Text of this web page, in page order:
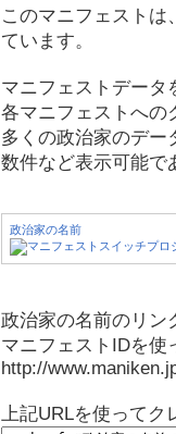
このマニフェストは、
ています。
マニフェストデータ
各マニフェストへの
多くの政治家のデー
数件など表示可能で
政治家の名前
政治家の名前のリン
マニフェストIDを使
http://
上記URLを使ってク